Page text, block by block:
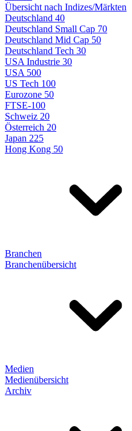
Übersicht nach Indizes/Märkten
Deutschland 40
Deutschland Small Cap 70
Deutschland Mid Cap 50
Deutschland Tech 30
USA Industrie 30
USA 500
US Tech 100
Eurozone 50
FTSE-100
Schweiz 20
Österreich 20
Japan 225
Hong Kong 50
Branchen
Branchenübersicht
Medien
Medienübersicht
Archiv